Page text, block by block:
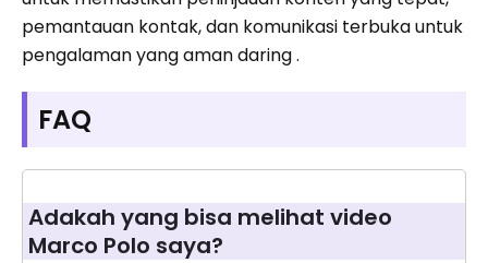
pemantauan kontak, dan komunikasi terbuka untuk
pengalaman yang aman daring .
FAQ
Adakah yang bisa melihat video
Marco Polo saya?